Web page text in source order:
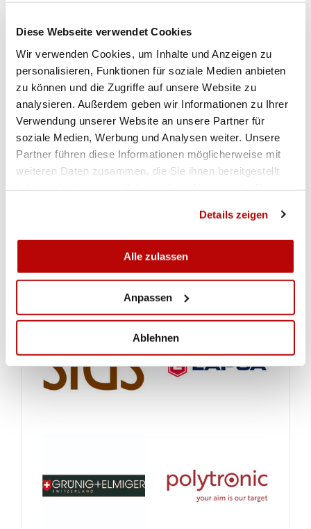
Diese Webseite verwendet Cookies
Wir verwenden Cookies, um Inhalte und Anzeigen zu
personalisieren, Funktionen für soziale Medien anbieten
zu können und die Zugriffe auf unsere Website zu
analysieren. Außerdem geben wir Informationen zu Ihrer
Verwendung unserer Website an unsere Partner für
soziale Medien, Werbung und Analysen weiter. Unsere
Partner führen diese Informationen möglicherweise mit
weiteren Daten zusammen, die Sie ihnen bereitgestellt
Details zeigen
Alle zulassen
Anpassen
Ablehnen
Niederlenzer Werner Nyffeler einen spannenden
Zweikampf. Diesen entschied Umiker im zwölften
und letzten Schuss um vier Zehntel zu seinen
Gunsten. (Wolfgang Rytz)
Resultate